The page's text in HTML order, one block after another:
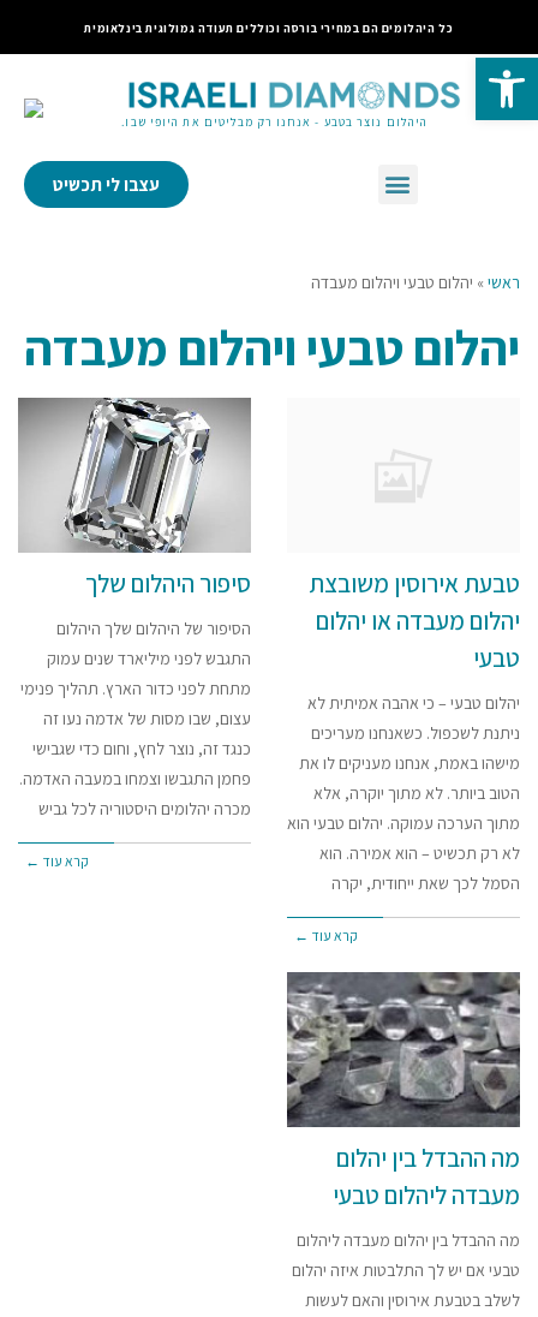
פתח סרגל נגישות
כל היהלומים הם במחירי בורסה וכוללים תעודה גמולוגית בינלאומית
היהלום נוצר בטבע - אנחנו רק מבליטים את היופי שבו.
עצבו לי תכשיט
ראשי» יהלום טבעי ויהלום מעבדה
יהלום טבעי ויהלום מעבדה
טבעת אירוסין משובצת
יהלום מעבדה או יהלום
טבעי
יהלום טבעי – כי אהבה אמיתית לא
ניתנת לשכפול. כשאנחנו מעריכים
מישהו באמת, אנחנו מעניקים לו את
הטוב ביותר. לא מתוך יוקרה, אלא
מתוך הערכה עמוקה. יהלום טבעי הוא
לא רק תכשיט – הוא אמירה. הוא
הסמל לכך שאת ייחודית, יקרה
קרא עוד ←
סיפור היהלום שלך
הסיפור של היהלום שלך היהלום
התגבש לפני מיליארד שנים עמוק
מתחת לפני כדור הארץ. תהליך פנימי
עצום, שבו מסות של אדמה נעו זה
כנגד זה, נוצר לחץ, וחום כדי שגבישי
פחמן התגבשו וצמחו במעבה האדמה.
מכרה יהלומים היסטוריה לכל גביש
קרא עוד ←
מה ההבדל בין יהלום
מעבדה ליהלום טבעי
מה ההבדל בין יהלום מעבדה ליהלום
טבעי אם יש לך התלבטות איזה יהלום
לשלב בטבעת אירוסין והאם לעשות